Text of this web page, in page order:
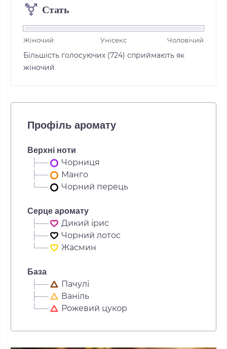
⚧ Стать
Жіночий Унісекс Чоловічий
Більшість голосуючих (724) сприймають як
жіночий
Профіль аромату
Верхні ноти
├──
Чорниця
├──
Манго
└──
Чорний перець
Серце аромату
├──
Дикий ірис
├──
Чорний лотос
└──
Жасмин
База
├──
Пачулі
├──
Ваніль
└──
Рожевий цукор